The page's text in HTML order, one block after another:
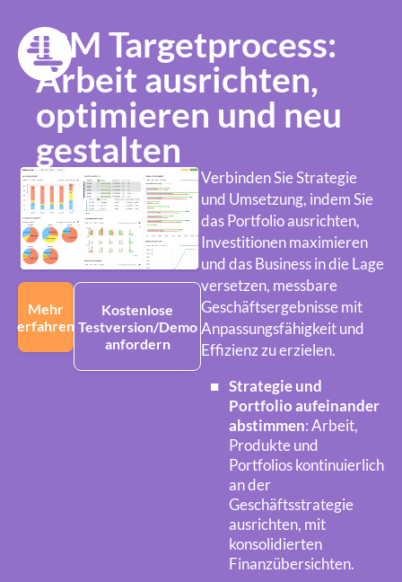
IBM Targetprocess:
Arbeit ausrichten,
optimieren und neu
gestalten
Mehr
erfahren
Kostenlose
Testversion/Demo
anfordern
Verbinden Sie Strategie
und Umsetzung, indem Sie
das Portfolio ausrichten,
Investitionen maximieren
und das Business in die Lage
versetzen, messbare
Geschäftsergebnisse mit
Anpassungsfähigkeit und
Effizienz zu erzielen.
Strategie und
Portfolio aufeinander
abstimmen: Arbeit,
Produkte und
Portfolios kontinuierlich
an der
Geschäftsstrategie
ausrichten, mit
konsolidierten
Finanzübersichten.